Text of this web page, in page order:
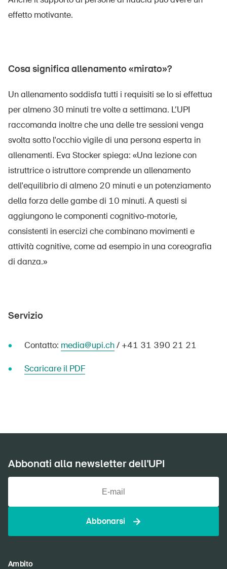
DE FR
Abbonati alla newsletter
effetto motivante.
Cosa significa allenamento «mirato»?
Un allenamento soddisfa tutti i requisiti se lo si effettua
per almeno 30 minuti tre volte a settimana. L’UPI
raccomanda inoltre che una delle tre sessioni venga
svolta sotto l'occhio vigile di una persona esperta in
allenamenti. Eva Stocker spiega: «Una lezione con
istruttrice o istruttore comprende un allenamento
dell'equilibrio di almeno 20 minuti e un potenziamento
della forza delle gambe di 10 minuti. A questi si
aggiungono le componenti cognitivo-motorie,
consistenti in esercizi che combinano movimenti e
attività cognitive, come ad esempio in una coreografia
di danza.»
Servizio
Contatto: media@upi.ch/ +41 31 390 21 21
Scaricare il PDF
Abbonati alla newsletter dell'UPI
Abbonarsi
Ambito